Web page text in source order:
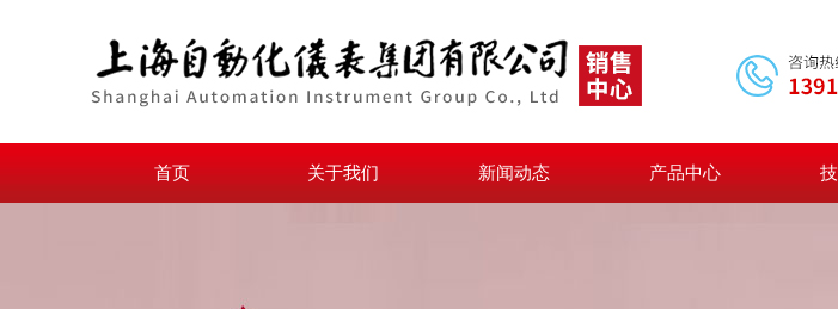
首页 关于我们 新闻动态 产品中心